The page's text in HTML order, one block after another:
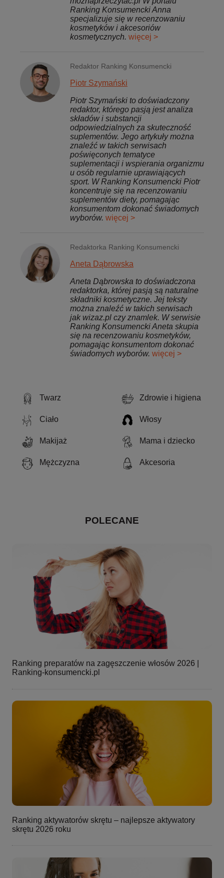
Twarz Zdrowie i higiena
Ciało Włosy
Makijaż Mama i dziecko
Mężczyzna Akcesoria
POLECANE
Ranking preparatów na zagęszczenie włosów 2026 |
Ranking-konsumencki.pl
Ranking aktywatorów skrętu – najlepsze aktywatory
skrętu 2026 roku
Ranking Konsumencki Anna
specjalizuje się w recenzowaniu
kosmetyków i akcesoriów
kosmetycznych. więcej >
Redaktor Ranking Konsumencki
Piotr Szymański
Piotr Szymański to doświadczony
redaktor, którego pasją jest analiza
składów i substancji
odpowiedzialnych za skuteczność
suplementów. Jego artykuły można
znaleźć w takich serwisach
poświęconych tematyce
suplementacji i wspierania organizmu
u osób regularnie uprawiających
sport. W Ranking Konsumencki Piotr
koncentruje się na recenzowaniu
suplementów diety, pomagając
konsumentom dokonać świadomych
wyborów. więcej >
Redaktorka Ranking Konsumencki
Aneta Dąbrowska
Aneta Dąbrowska to doświadczona
redaktorka, której pasją są naturalne
składniki kosmetyczne. Jej teksty
można znaleźć w takich serwisach
jak wizaz.pl czy znamlek. W serwisie
Ranking Konsumencki Aneta skupia
się na recenzowaniu kosmetyków,
pomagając konsumentom dokonać
świadomych wyborów. więcej >